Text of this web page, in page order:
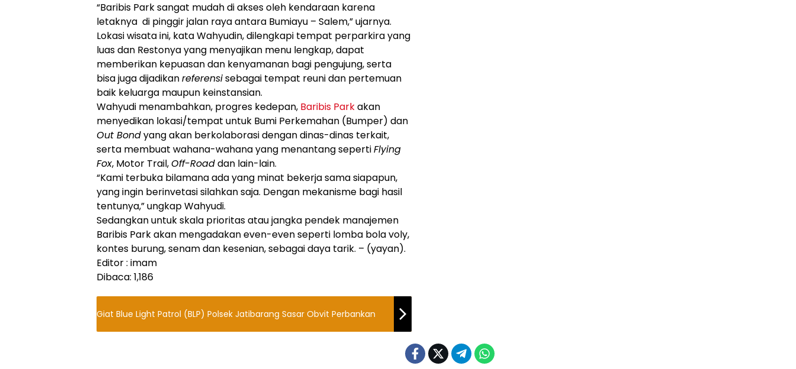
“Baribis Park sangat mudah di akses oleh kendaraan karena
letaknya di pinggir jalan raya antara Bumiayu – Salem,” ujarnya.
Lokasi wisata ini, kata Wahyudin, dilengkapi tempat perparkira yang
luas dan Restonya yang menyajikan menu lengkap, dapat
memberikan kepuasan dan kenyamanan bagi pengujung, serta
bisa juga dijadikanreferensisebagai tempat reuni dan pertemuan
baik keluarga maupun keinstansian.
Wahyudi menambahkan, progres kedepan, Baribis Parkakan
menyedikan lokasi/tempat untuk Bumi Perkemahan (Bumper) dan
Out Bondyang akan berkolaborasi dengan dinas-dinas terkait,
serta membuat wahana-wahana yang menantang sepertiFlying
Fox, Motor Trail,Off-Roaddan lain-lain.
“Kami terbuka bilamana ada yang minat bekerja sama siapapun,
yang ingin berinvetasi silahkan saja. Dengan mekanisme bagi hasil
tentunya,” ungkap Wahyudi.
Sedangkan untuk skala prioritas atau jangka pendek manajemen
Baribis Park akan mengadakan even-even seperti lomba bola voly,
kontes burung, senam dan kesenian, sebagai daya tarik. – (yayan).
Editor : imam
Dibaca: 1,186
Giat Blue Light Patrol (BLP) Polsek Jatibarang Sasar Obvit Perbankan